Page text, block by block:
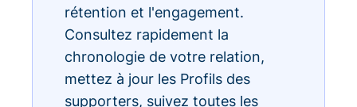
rétention et l'engagement.
Consultez rapidement la
chronologie de votre relation,
mettez à jour les Profils des
supporters, suivez toutes les